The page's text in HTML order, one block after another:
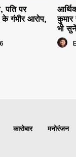
पति पर
के गंभीर आरोप,
कुमार
भी सुनें
कारोबार मनोरंजन